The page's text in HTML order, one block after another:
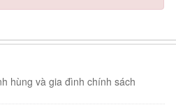
hùng và gia đình chính sách